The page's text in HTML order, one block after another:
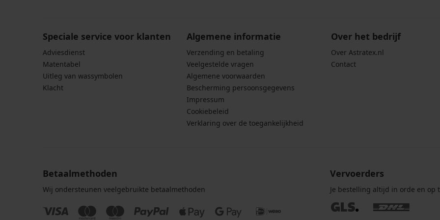
Speciale service voor klanten
Adviesdienst
Matentabel
Uitleg van wassymbolen
Klacht
Algemene informatie
Verzending en betaling
Veelgestelde vragen
Algemene voorwaarden
Bescherming persoonsgegevens
Impressum
Cookiebeleid
Verklaring over de toegankelijkheid
Over het bedrijf
Over Astratex.nl
Contact
Betaalmethoden
Wij ondersteunen veelgebruikte betaalmethoden
Vervoerders
Je bestelling altijd in orde en op